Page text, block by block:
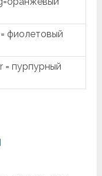
фиолетовый
= пурпурный